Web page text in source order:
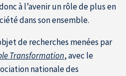
de l’IÉSEG
à l’avenir un rôle de plus en
dans son ensemble.
de recherches menées par
Transformation, avec le
nationale des